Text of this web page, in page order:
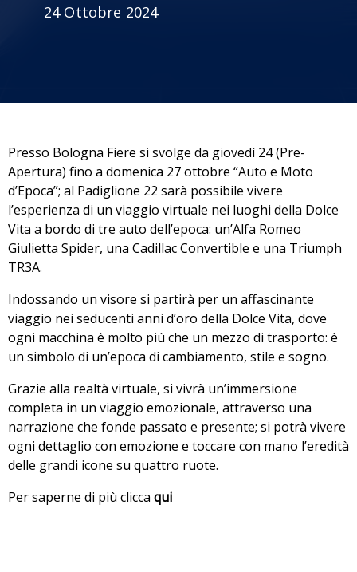
24 Ottobre 2024
Presso Bologna Fiere si svolge da giovedì 24 (Pre-
Apertura) fino a domenica 27 ottobre “Auto e Moto
d’Epoca”; al Padiglione 22 sarà possibile vivere
l’esperienza di un viaggio virtuale nei luoghi della Dolce
Vita a bordo di tre auto dell’epoca: un’Alfa Romeo
Giulietta Spider, una Cadillac Convertible e una Triumph
TR3A.
Indossando un visore si partirà per un affascinante
viaggio nei seducenti anni d’oro della Dolce Vita, dove
ogni macchina è molto più che un mezzo di trasporto: è
un simbolo di un’epoca di cambiamento, stile e sogno.
Grazie alla realtà virtuale, si vivrà un’immersione
completa in un viaggio emozionale, attraverso una
narrazione che fonde passato e presente; si potrà vivere
ogni dettaglio con emozione e toccare con mano l’eredità
delle grandi icone su quattro ruote.
Per saperne di più clicca qui